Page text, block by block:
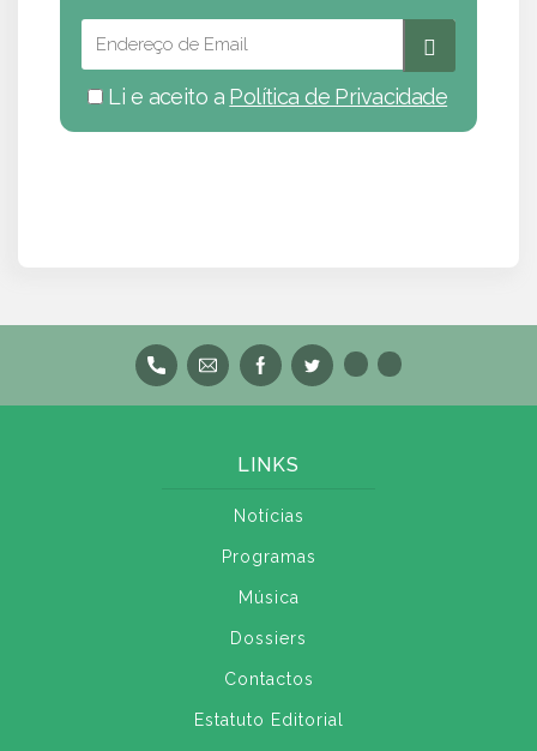
Li e aceito a Política de Privacidade
LINKS
Notícias
Programas
Música
Dossiers
Contactos
Estatuto Editorial